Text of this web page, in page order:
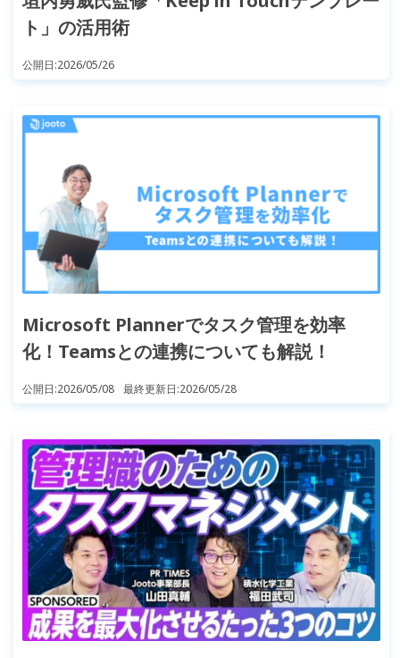
ト」の活用術
公開日:2026/05/26
Microsoft Plannerでタスク管理を効率
化！Teamsとの連携についても解説！
公開日:2026/05/08 最終更新日:2026/05/28